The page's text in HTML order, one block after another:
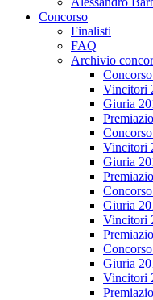
Concorso
Finalisti
FAQ
Archivio
Vincitori
Giuria
Vincitori
Giuria
Giuria
Vincitori
Giuria
Vincitori